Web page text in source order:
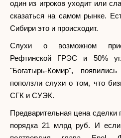
один из игроков уходит или
сказаться на самом рынке.
Сибири это и происходит.
Слухи о возможном
Рефтинской ГРЭС и 50%
"Богатырь-Комир",
поползли слухи о том, что
СГК и СУЭК.
Предварительная цена
порядка 21 млрд руб. И